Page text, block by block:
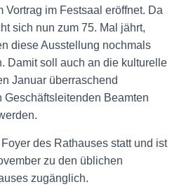
Vortrag im Festsaal eröffnet. Da
sich nun zum 75. Mal jährt,
diese Ausstellung nochmals
Damit soll auch an die kulturelle
Januar überraschend
Beamten
des Rathauses statt und ist
zu den üblichen
zugänglich.